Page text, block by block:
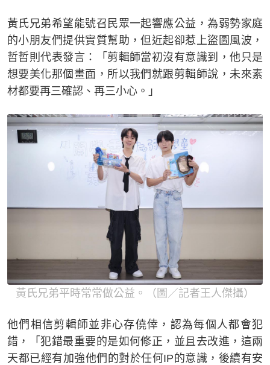
黃氏兄弟希望能號召民眾一起響應公益，為弱勢家庭
的小朋友們提供實質幫助，但近起卻惹上盜圖風波，
哲哲則代表發言：「剪輯師當初沒有意識到，他只是
想要美化那個畫面，所以我們就跟剪輯師說，未來素
材都要再三確認、再三小心。」
黃氏兄弟平時常常做公益。（圖／記者王人傑攝）
他們相信剪輯師並非心存僥倖，認為每個人都會犯
錯，「犯錯最重要的是如何修正，並且去改進，這兩
天都已經有加強他們的對於任何IP的意識，後續有安